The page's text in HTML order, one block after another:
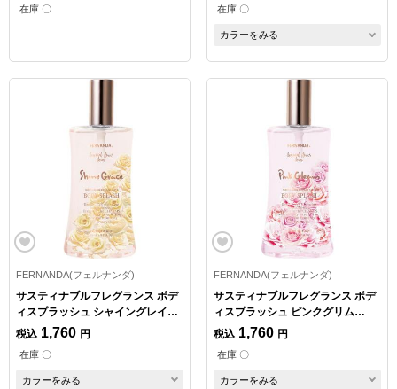
在庫 〇 在庫 〇
カラーをみる
FERNANDA(フェルナンダ)
サスティナブルフレグランス ボデ
ィスプラッシュ シャイングレイス
95ml
税込 1,760 円
在庫 〇
カラーをみる
FERNANDA(フェルナンダ)
サスティナブルフレグランス ボデ
ィスプラッシュ ピンクグリム
95ml
税込 1,760 円
在庫 〇
カラーをみる